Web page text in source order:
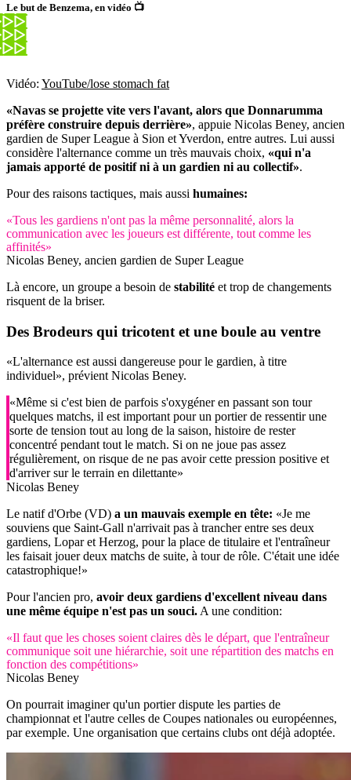
Le but de Benzema, en vidéo 📺
Vidéo: YouTube/lose stomach fat
«Navas se projette vite vers l'avant, alors que Donnarumma
préfère construire depuis derrière», appuie Nicolas Beney, ancien
gardien de Super League à Sion et Yverdon, entre autres. Lui aussi
considère l'alternance comme un très mauvais choix, «qui n'a
jamais apporté de positif ni à un gardien ni au collectif».
Pour des raisons tactiques, mais aussi humaines:
«Tous les gardiens n'ont pas la même personnalité, alors la
communication avec les joueurs est différente, tout comme les
affinités»
Nicolas Beney, ancien gardien de Super League
Là encore, un groupe a besoin de stabilité et trop de changements
risquent de la briser.
Des Brodeurs qui tricotent et une boule au ventre
«L'alternance est aussi dangereuse pour le gardien, à titre
individuel», prévient Nicolas Beney.
«Même si c'est bien de parfois s'oxygéner en passant son tour
quelques matchs, il est important pour un portier de ressentir une
sorte de tension tout au long de la saison, histoire de rester
concentré pendant tout le match. Si on ne joue pas assez
régulièrement, on risque de ne pas avoir cette pression positive et
d'arriver sur le terrain en dilettante»
Nicolas Beney
Le natif d'Orbe (VD) a un mauvais exemple en tête: «Je me
souviens que Saint-Gall n'arrivait pas à trancher entre ses deux
gardiens, Lopar et Herzog, pour la place de titulaire et l'entraîneur
les faisait jouer deux matchs de suite, à tour de rôle. C'était une idée
catastrophique!»
Pour l'ancien pro, avoir deux gardiens d'excellent niveau dans
une même équipe n'est pas un souci. A une condition:
«Il faut que les choses soient claires dès le départ, que l'entraîneur
communique soit une hiérarchie, soit une répartition des matchs en
fonction des compétitions»
Nicolas Beney
On pourrait imaginer qu'un portier dispute les parties de
championnat et l'autre celles de Coupes nationales ou européennes,
par exemple. Une organisation que certains clubs ont déjà adoptée.